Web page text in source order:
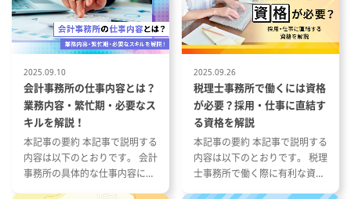
理から
）
課題を
を創出
2025.09.10
会計事務所の仕事内容とは？
業務内容・繁忙期・必要なス
キルを解説！
本記事の要約 本記事で説明する
内容は以下のとおりです。 会計
事務所の具体的な仕事内容につ
2025.09.26
税理士事務所で働くには資格
が必要？採用・仕事に直結す
る資格を解説
本記事の要約 本記事で説明する
内容は以下のとおりです。 税理
士事務所で働く際に有利な資格